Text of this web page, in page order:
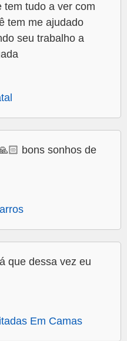
tem tudo a ver com
tem me ajudado
seu trabalho a
bons sonhos de
que dessa vez eu
Em Camas